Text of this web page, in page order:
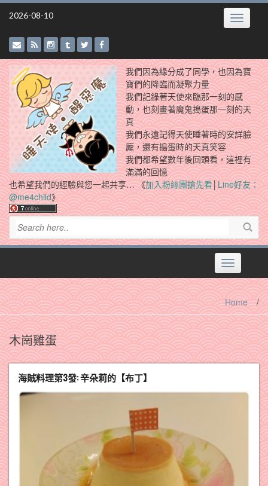
Skip
2026-08-10 Toggle
我們因為緣分成了同學，也因為寶
寶們的降臨而凝聚力量
我們記錄著天使來臨那一刻的感
動，也刻畫著魔鬼搗蛋那一刻的天
真
我們永遠記得天使睡著時的安詳臉
龐，還有搗蛋時的天真笑容
我們都希望數年後回頭看，這裡有
滿滿的回憶
也希望我們的經驗與您一起共享… 《加入粉絲團搶先看│Line好友：
@me4child》
Toggle
navigation
Home /
木崗雞蛋
海賊料理第3發: 辛朵莉的【布丁】